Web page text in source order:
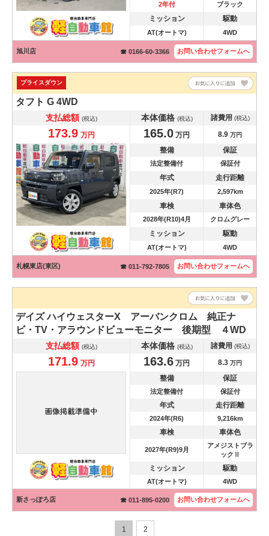
2年付 ブラック
ミッション 駆動
AT(オートマ) 4WD
旭川店 ☎ 0166-60-3366 お問い合わせフォームへ
プライスダウン
タフト G 4WD
支払総額 (税込) 本体価格 (税込) 諸費用 (税込)
173.9 万円 165.0 万円 8.9 万円
整備 保証
法定整備付 保証付
年式 走行距離
2025年(R7) 2,597km
車検 車体色
2028年(R10)4月 クロムグレー
ミッション 駆動
AT(オートマ) 4WD
札幌東店(東区) ☎ 011-792-7805 お問い合わせフォームへ
デイズハイウェスターX アーバンクロム 純正ナ
ビ・TV・アラウンドビューモニター 後期型 ４WD
支払総額 (税込) 本体価格 (税込) 諸費用 (税込)
171.9 万円 163.6 万円 8.3 万円
整備 保証
法定整備付 保証付
年式 走行距離
2024年(R6) 9,216km
車検 車体色
2027年(R9)9月
アメジストブラ
ックⅡ
ミッション 駆動
AT(オートマ) 4WD
新さっぽろ店 ☎ 011-895-0200 お問い合わせフォームへ
1 2